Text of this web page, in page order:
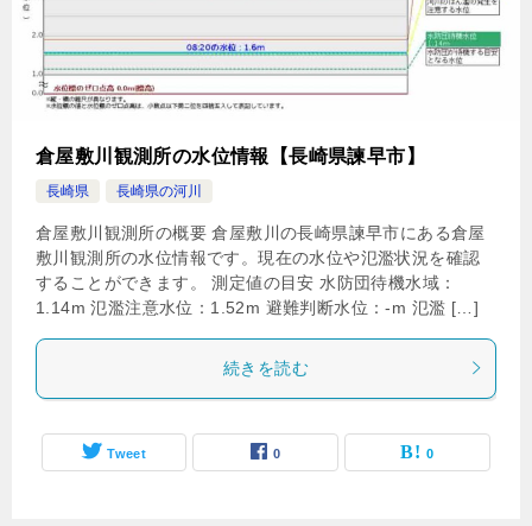
倉屋敷川観測所の水位情報【長崎県諫早市】
長崎県 長崎県の河川
倉屋敷川観測所の概要 倉屋敷川の長崎県諫早市にある倉屋
敷川観測所の水位情報です。現在の水位や氾濫状況を確認
することができます。 測定値の目安 水防団待機水域：
1.14m 氾濫注意水位：1.52m 避難判断水位：-m 氾濫 […]
続きを読む
Tweet 0 0